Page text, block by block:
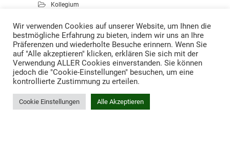
Kollegium
Musik
Projekte
Sport
Wir verwenden Cookies auf unserer Website, um Ihnen die
bestmögliche Erfahrung zu bieten, indem wir uns an Ihre
Präferenzen und wiederholte Besuche erinnern. Wenn Sie
auf "Alle akzeptieren" klicken, erklären Sie sich mit der
Verwendung ALLER Cookies einverstanden. Sie können
jedoch die "Cookie-Einstellungen" besuchen, um eine
kontrollierte Zustimmung zu erteilen.
Cookie Einstellungen Alle Akzeptieren